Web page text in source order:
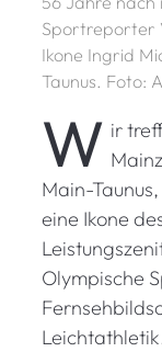
Sportreporter
Ikone Ingrid
Taunus. Foto:
W ir
Main-
eine Ikone
Olympische